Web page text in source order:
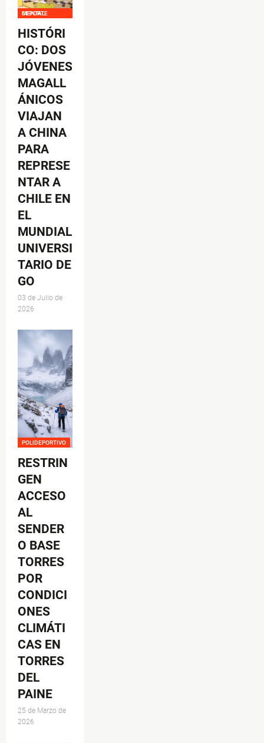
DEPORTE MENTAL
HISTÓRI
CO: DOS
JÓVENES
MAGALL
ÁNICOS
VIAJAN
A CHINA
PARA
REPRESE
NTAR A
CHILE EN
EL
MUNDIAL
UNIVERSI
TARIO DE
GO
03 de Julio de
2026
POLIDEPORTIVO
RESTRIN
GEN
ACCESO
AL
SENDER
O BASE
TORRES
POR
CONDICI
ONES
CLIMÁTI
CAS EN
TORRES
DEL
PAINE
25 de Marzo de
2026